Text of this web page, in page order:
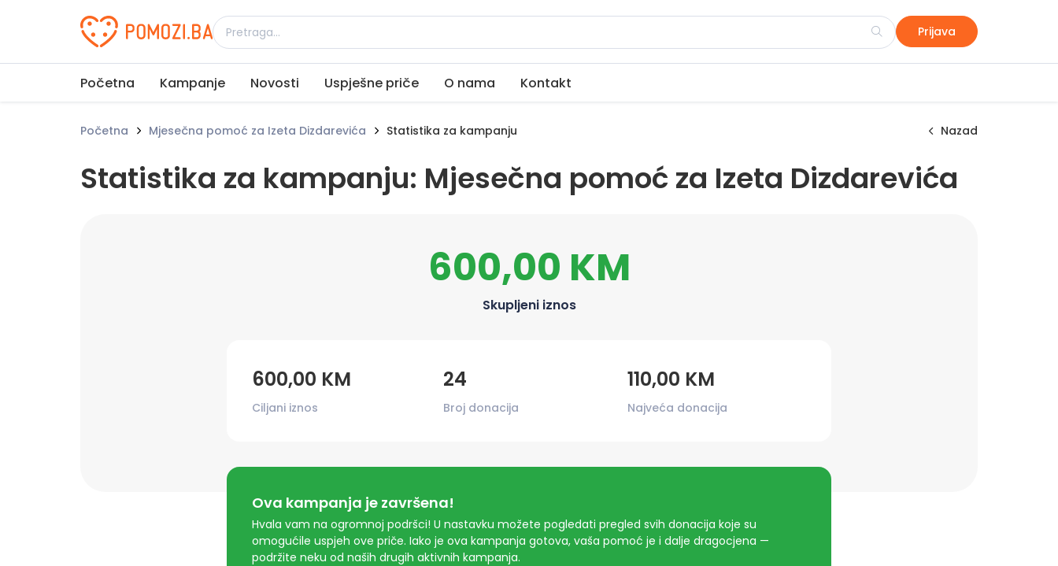
Udruženje Pomozi.ba Prijava
Početna Kampanje Novosti Uspješne priče O nama Kontakt
Početna Mjesečna pomoć za Izeta Dizdarevića Statistika za kampanju Nazad
Statistika za kampanju: Mjesečna pomoć za Izeta Dizdarevića
600,00 KM
Skupljeni iznos
600,00 KM
Ciljani iznos
24
Broj donacija
110,00 KM
Najveća donacija
Ova kampanja je završena!
Hvala vam na ogromnoj podršci! U nastavku možete pogledati pregled svih donacija koje su
omogućile uspjeh ove priče. Iako je ova kampanja gotova, vaša pomoć je i dalje dragocjena —
podržite neku od naših drugih aktivnih kampanja.